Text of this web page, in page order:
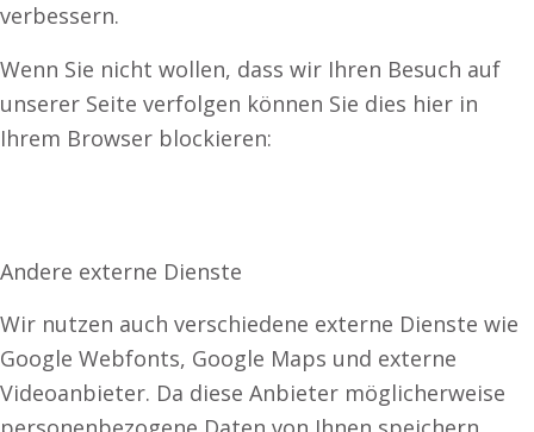
verbessern.
Wenn Sie nicht wollen, dass wir Ihren Besuch auf
unserer Seite verfolgen können Sie dies hier in
Ihrem Browser blockieren:
Andere externe Dienste
Wir nutzen auch verschiedene externe Dienste wie
Google Webfonts, Google Maps und externe
Videoanbieter. Da diese Anbieter möglicherweise